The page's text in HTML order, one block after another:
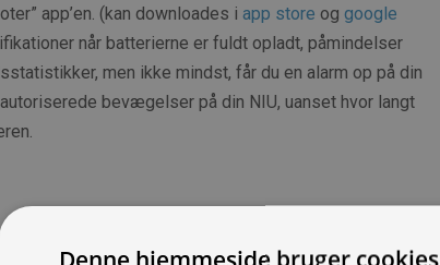
app’en. (kan downloades i app store og google
når batterierne er fuldt opladt, påmindelser
men ikke mindst, får du en alarm op på din
bevægelser på din NIU, uanset hvor langt
Denne hjemmeside bruger cookies